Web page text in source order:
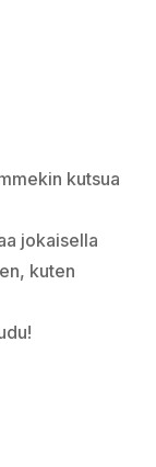
kutsua
jokaisella
kuten